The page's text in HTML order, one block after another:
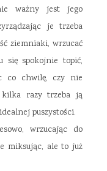
ważny jest jego
je trzeba
ziemniaki, wrzucać
się spokojnie topić,
co chwilę, czy nie
kilka razy trzeba ją
puszystości.
wrzucając do
miksując, ale to już